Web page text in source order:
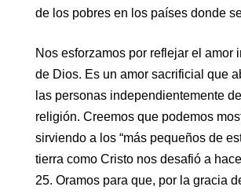
de los pobres en los países donde
Nos esforzamos por reflejar el amor
de Dios. Es un amor sacrificial que
las personas independientemente
religión. Creemos que podemos
sirviendo a los “más pequeños de
tierra como Cristo nos desafió a
25. Oramos para que, por la gracia